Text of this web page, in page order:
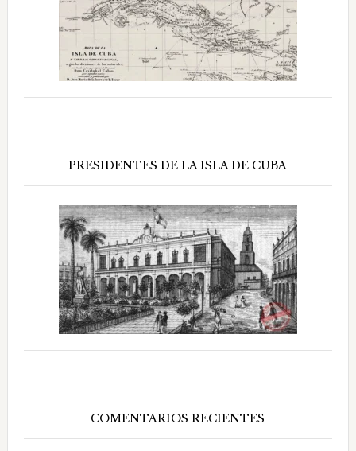
PRESIDENTES DE LA ISLA DE CUBA
COMENTARIOS RECIENTES